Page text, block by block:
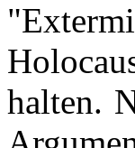
halten.